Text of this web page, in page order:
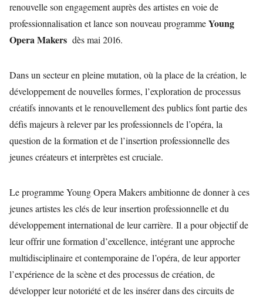
renouvelle son engagement auprès des artistes en voie de
professionnalisation et lance son nouveau programmeYoung
Opera Makers dès mai 2016.
Dans un secteur en pleine mutation, où la place de la création, le
développement de nouvelles formes, l’exploration de processus
créatifs innovants et le renouvellement des publics font partie des
défis majeurs à relever par les professionnels de l’opéra, la
question de la formation et de l’insertion professionnelle des
jeunes créateurs et interprètes est cruciale.
Le programme Young Opera Makers ambitionne de donner à ces
jeunes artistes les clés de leur insertion professionnelle et du
développement international de leur carrière. Il a pour objectif de
leur offrir une formation d’excellence, intégrant une approche
multidisciplinaire et contemporaine de l’opéra, de leur apporter
l’expérience de la scène et des processus de création, de
développer leur notoriété et de les insérer dans des circuits de